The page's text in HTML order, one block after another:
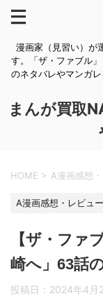
漫画家（見習い）が
す。「ザ・ファブル
のネタバレやマンガ
まんが買取
HOME > A漫画感想
A漫画感想・レビュ
【ザ・ファ
崎へ」63話
投稿日： 2024年4月